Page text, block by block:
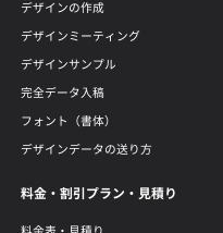
デザインの作成
デザインミーティング
デザインサンプル
完全データ入稿
フォント（書体）
デザインデータの送り方
料金・割引プラン・見積り